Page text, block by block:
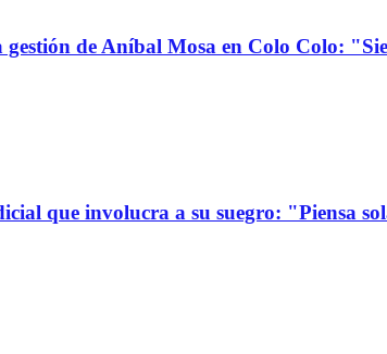
de Aníbal Mosa en Colo Colo:
que involucra a su suegro: "Piensa